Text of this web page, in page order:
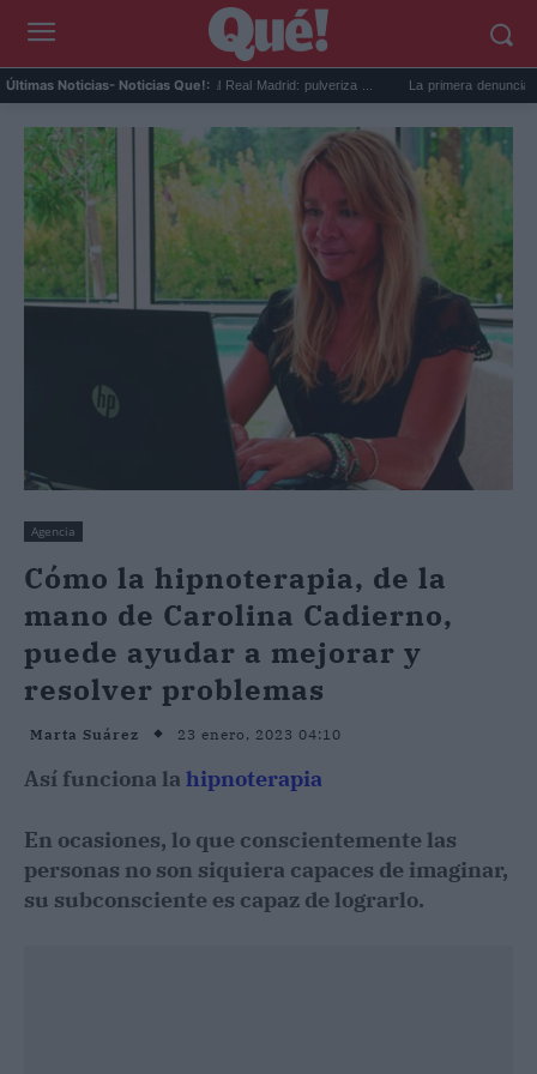
Últimas Noticias- Noticias Que!:
Fichaje de Yan Diomande al Real Madrid: pulveriza ... La primera denuncia que
Agencia
Cómo la hipnoterapia, de la
mano de Carolina Cadierno,
puede ayudar a mejorar y
resolver problemas
Marta Suárez 23 enero, 2023 04:10
Así funciona la hipnoterapia
En ocasiones, lo que conscientemente las
personas no son siquiera capaces de imaginar,
su subconsciente es capaz de lograrlo.